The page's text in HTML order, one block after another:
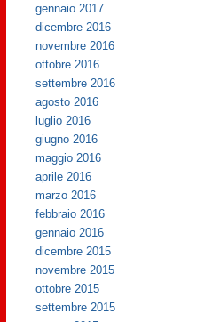
gennaio 2017
dicembre 2016
novembre 2016
ottobre 2016
settembre 2016
agosto 2016
luglio 2016
giugno 2016
maggio 2016
aprile 2016
marzo 2016
febbraio 2016
gennaio 2016
dicembre 2015
novembre 2015
ottobre 2015
settembre 2015